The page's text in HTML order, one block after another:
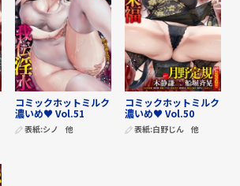
コミックホットミルク
濃いめ♥ Vol.51
表紙:シノ 他
コミックホットミルク
濃いめ♥ Vol.50
表紙:白野じん 他